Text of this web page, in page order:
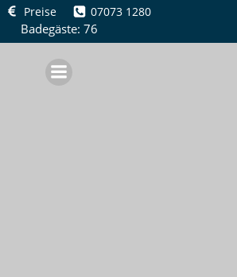
Zum
Inhalt
springen
Preise 07073 1280
Badegäste: 76